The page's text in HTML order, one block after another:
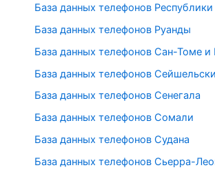
База данных телефонов Республики
База данных телефонов Руанды
База данных телефонов Сан-Томе и
База данных телефонов
База данных телефонов Сенегала
База данных телефонов Сомали
База данных телефонов Судана
База данных телефонов Сьерра-